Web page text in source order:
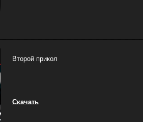
Второй прикол
Скачать